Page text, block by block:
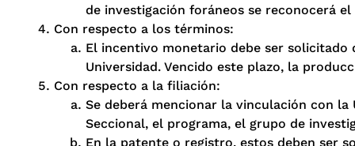
de investigación foráneos se reconocerá
Con respecto a los términos:
El incentivo monetario debe ser
Universidad. Vencido este plazo, la
Con respecto a la filiación:
Se deberá mencionar la vinculación con
Seccional, el programa, el grupo de
En la patente o registro, estos deben ser